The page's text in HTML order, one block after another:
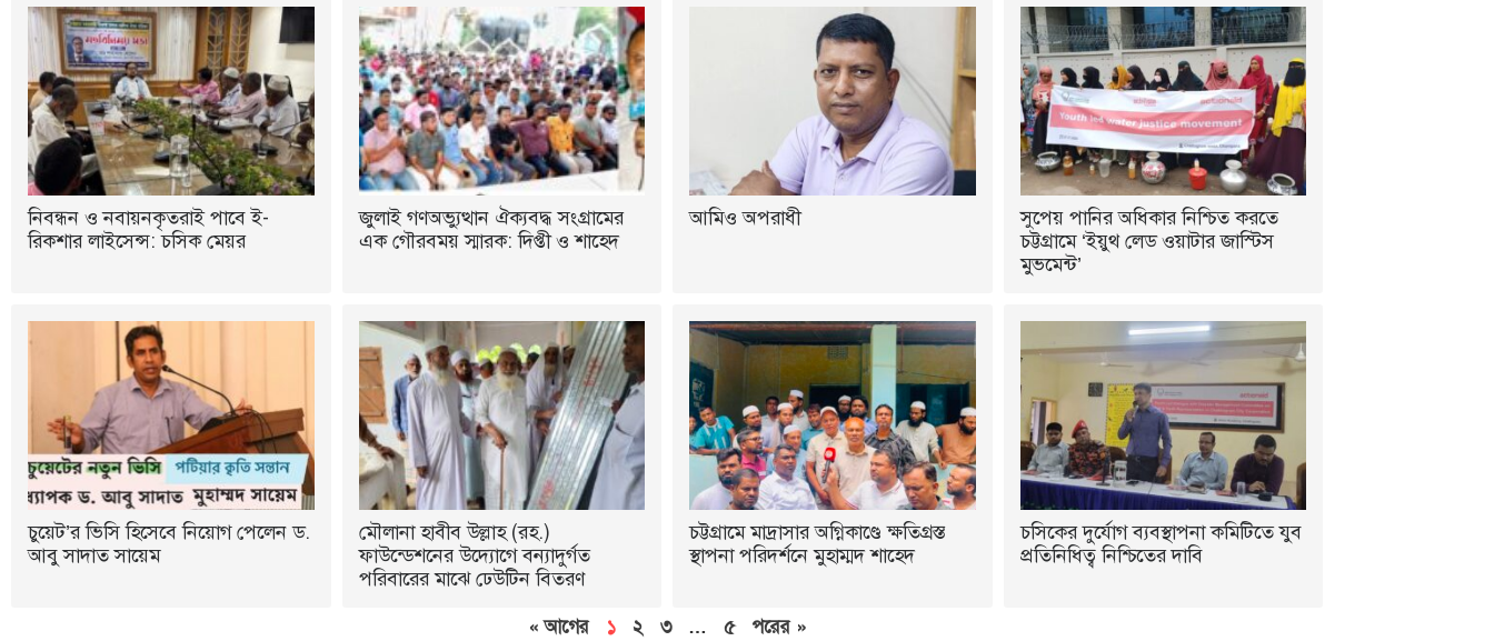
নিবন্ধন ও নবায়নকৃতরাই পাবে ই-
রিকশার লাইসেন্স: চসিক মেয়র
জুলাই গণঅভ্যুত্থান ঐক্যবদ্ধ সংগ্রামের
এক গৌরবময় স্মারক: দিপ্তী ও শাহেদ
আমিও অপরাধী
সুপেয় পানির অধিকার নিশ্চিত করতে
চট্টগ্রামে ‘ইয়ুথ লেড ওয়াটার জাস্টিস
মুভমেন্ট’
চুয়েট’র ভিসি হিসেবে নিয়োগ পেলেন ড.
আবু সাদাত সায়েম
মৌলানা হাবীব উল্লাহ (রহ.)
ফাউন্ডেশনের উদ্যোগে বন্যাদুর্গত
পরিবারের মাঝে ঢেউটিন বিতরণ
চট্টগ্রামে মাদ্রাসার অগ্নিকাণ্ডে ক্ষতিগ্রস্ত
স্থাপনা পরিদর্শনে মুহাম্মদ শাহেদ
চসিকের দুর্যোগ ব্যবস্থাপনা কমিটিতে যুব
প্রতিনিধিত্ব নিশ্চিতের দাবি
« আগের ১ ২ ৩ … ৫ পরের »